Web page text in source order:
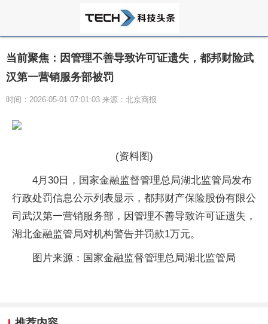
当前聚焦：因管理不善导致许可证遗失，都邦财险武
汉第一营销服务部被罚
时间：2026-05-01 07:01:03 来源：北京商报
(资料图)
4月30日，国家金融监督管理总局湖北监管局发布
行政处罚信息公示列表显示，都邦财产保险股份有限公
司武汉第一营销服务部，因管理不善导致许可证遗失，
湖北金融监管局对机构警告并罚款1万元。
图片来源：国家金融监督管理总局湖北监管局